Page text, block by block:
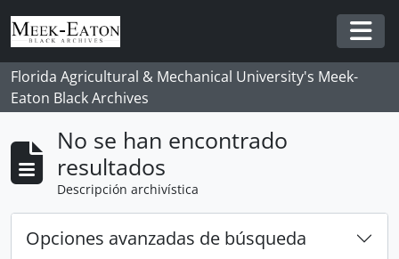
Skip to main content
Florida Agricultural & Mechanical University's Meek-
Eaton Black Archives
No se han encontrado
resultados
Descripción archivística
Opciones avanzadas de búsqueda